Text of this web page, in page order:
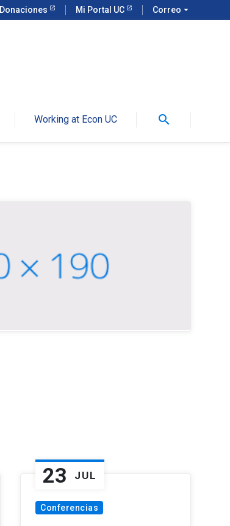
Donaciones Mi Portal UC Correo arrow_drop_down
Working at Econ UC search
23 JUL
Conferencias